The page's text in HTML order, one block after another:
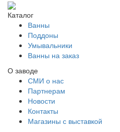
Каталог
Ванны
Поддоны
Умывальники
Ванны на заказ
О заводе
СМИ о нас
Партнерам
Новости
Контакты
Магазины с выставкой